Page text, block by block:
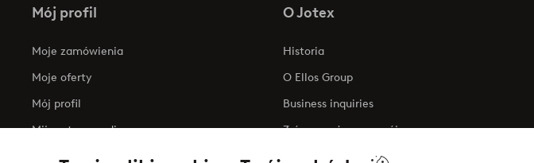
Mój profil
Moje zamówienia
Moje oferty
Mój profil
Mijn retourzendingen
O Jotex
Historia
O Ellos Group
Business inquiries
Zrównoważony rozwój
Oświadczenie o dostępności